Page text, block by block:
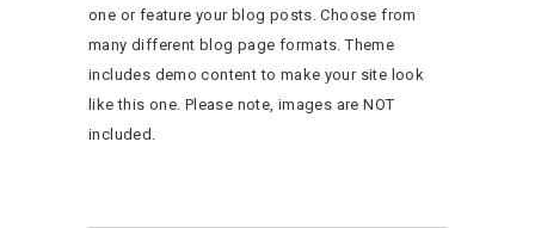
one or feature your blog posts. Choose from
many different blog page formats. Theme
includes demo content to make your site look
like this one. Please note, images are NOT
included.